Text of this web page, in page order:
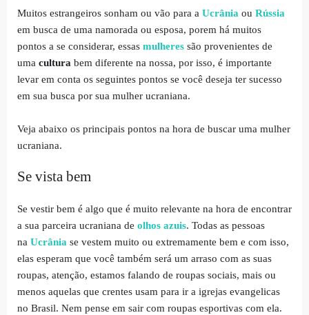
Muitos estrangeiros sonham ou vão para a Ucrânia ou Rússia
em busca de uma namorada ou esposa, porem há muitos
pontos a se considerar, essas mulheres são provenientes de
uma cultura bem diferente na nossa, por isso, é importante
levar em conta os seguintes pontos se você deseja ter sucesso
em sua busca por sua mulher ucraniana.
Veja abaixo os principais pontos na hora de buscar uma mulher
ucraniana.
Se vista bem
Se vestir bem é algo que é muito relevante na hora de encontrar
a sua parceira ucraniana de olhos azuis. Todas as pessoas
na Ucrânia se vestem muito ou extremamente bem e com isso,
elas esperam que você também será um arraso com as suas
roupas, atenção, estamos falando de roupas sociais, mais ou
menos aquelas que crentes usam para ir a igrejas evangelicas
no Brasil. Nem pense em sair com roupas esportivas com ela.